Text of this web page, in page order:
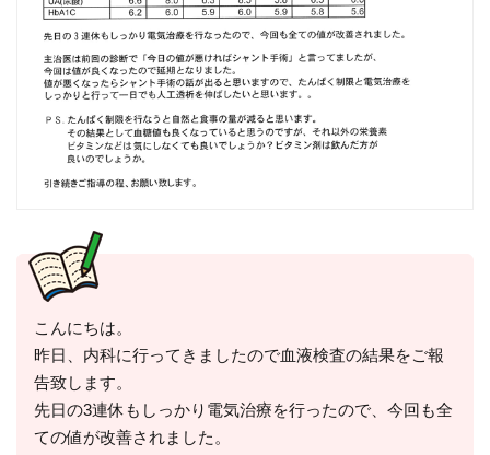
こんにちは。
昨日、内科に行ってきましたので血液検査の結果をご報
告致します。
先日の3連休もしっかり電気治療を行ったので、今回も全
ての値が改善されました。